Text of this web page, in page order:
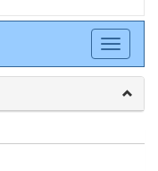
меню